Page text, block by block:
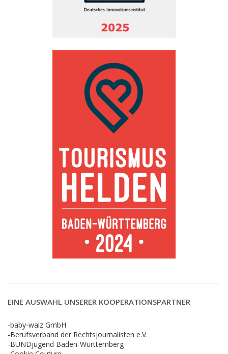
EINE AUSWAHL UNSERER KOOPERATIONSPARTNER
-baby-walz GmbH
-Berufsverband der Rechtsjournalisten e.V.
-BUNDjugend Baden-Württemberg